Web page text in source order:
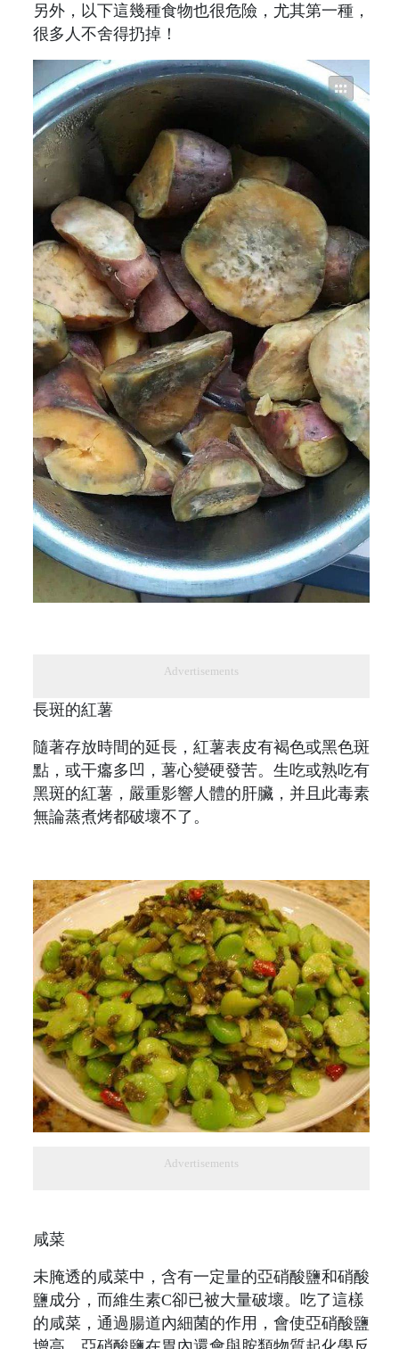
另外，以下這幾種食物也很危險，尤其第一種，
很多人不舍得扔掉！
Advertisements
長斑的紅薯
隨著存放時間的延長，紅薯表皮有褐色或黑色斑
點，或干癟多凹，薯心變硬發苦。生吃或熟吃有
黑斑的紅薯，嚴重影響人體的肝臟，并且此毒素
無論蒸煮烤都破壞不了。
Advertisements
咸菜
未腌透的咸菜中，含有一定量的亞硝酸鹽和硝酸
鹽成分，而維生素C卻已被大量破壞。吃了這樣
的咸菜，通過腸道內細菌的作用，會使亞硝酸鹽